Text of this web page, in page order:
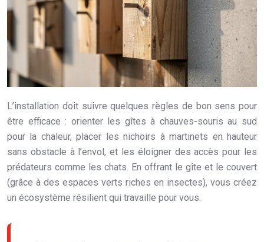
L’installation doit suivre quelques règles de bon sens pour
être efficace : orienter les gîtes à chauves-souris au sud
pour la chaleur, placer les nichoirs à martinets en hauteur
sans obstacle à l’envol, et les éloigner des accès pour les
prédateurs comme les chats. En offrant le gîte et le couvert
(grâce à des espaces verts riches en insectes), vous créez
un écosystème résilient qui travaille pour vous.